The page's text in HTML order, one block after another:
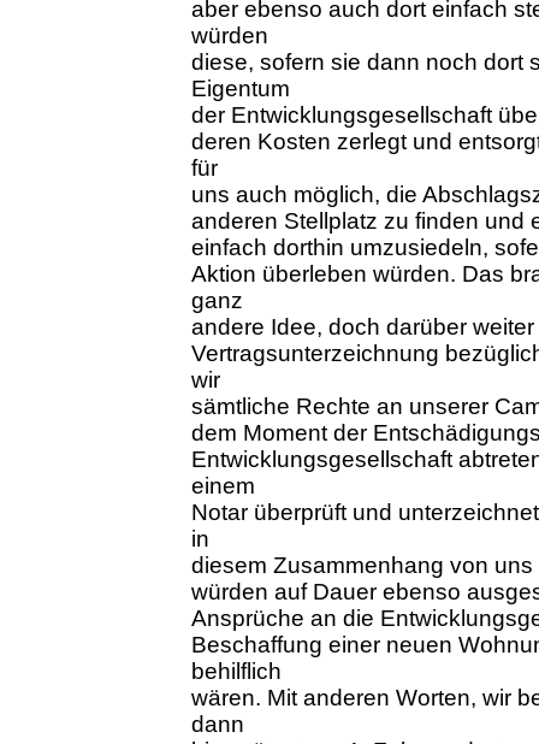
aber ebenso auch dort einfach
würden
diese, sofern sie dann noch dort
Eigentum
der Entwicklungsgesellschaft
deren Kosten zerlegt und
für
uns auch möglich, die
anderen Stellplatz zu finden und
einfach dorthin umzusiedeln,
Aktion überleben würden. Das
ganz
andere Idee, doch darüber
Vertragsunterzeichnung
wir
sämtliche Rechte an unserer
dem Moment der
Entwicklungsgesellschaft
einem
Notar überprüft und
in
diesem Zusammenhang von
würden auf Dauer ebenso
Ansprüche an die
Beschaffung einer neuen
behilflich
wären. Mit anderen Worten, wir
dann